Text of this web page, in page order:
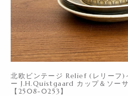
北欧ビンテージ Relief (レリーフ)
ー J.H.Quistgaard カップ＆ソー
【2508-0253】